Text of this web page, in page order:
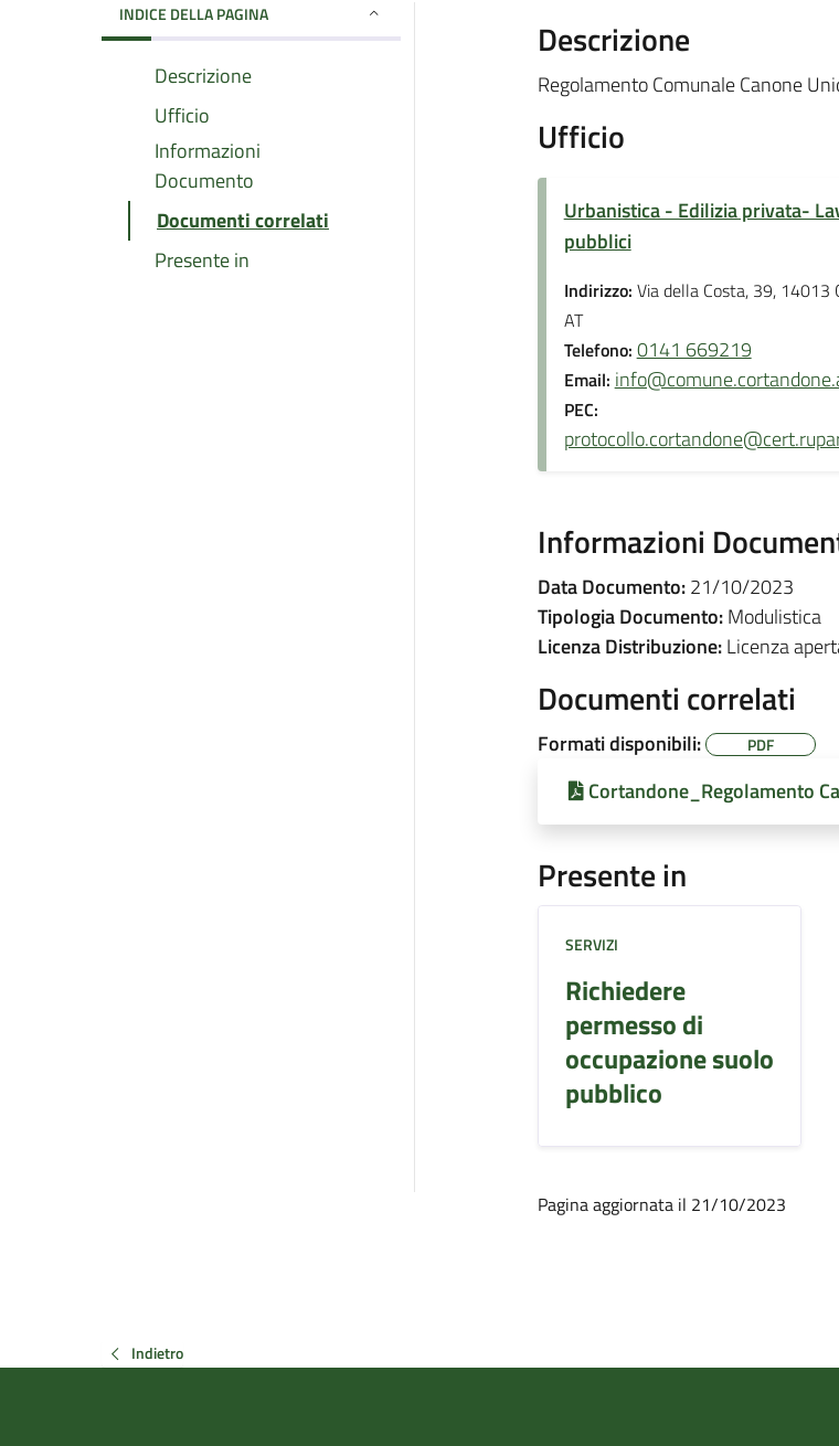
INDICE DELLA PAGINA
Descrizione
Ufficio
Informazioni
Documento
Documenti correlati
Presente in
Descrizione
Regolamento Comunale Canone
Ufficio
Urbanistica - Edilizia privata-
pubblici
Indirizzo: Via della Costa, 39, 14013
AT
Telefono: 0141 669219
Email:
PEC:
Informazioni
Data Documento:21/10/2023
Tipologia Documento:Modulistica
Licenza Distribuzione:Licenza
Documenti correlati
Formati disponibili: PDF
Cortandone_Regolamento
Presente in
SERVIZI
Richiedere
permesso di
occupazione suolo
pubblico
Pagina aggiornata il 21/10/2023
Indietro